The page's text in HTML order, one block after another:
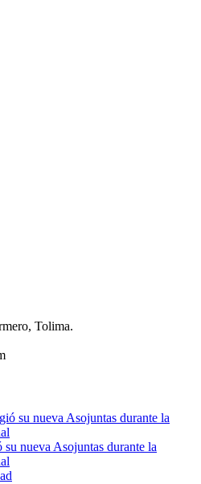
Tolima.
nueva Asojuntas durante la